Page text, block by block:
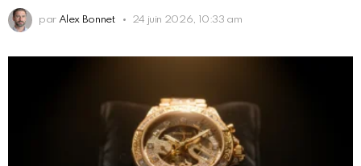
par Alex Bonnet 24 juin 2026, 10:33 am